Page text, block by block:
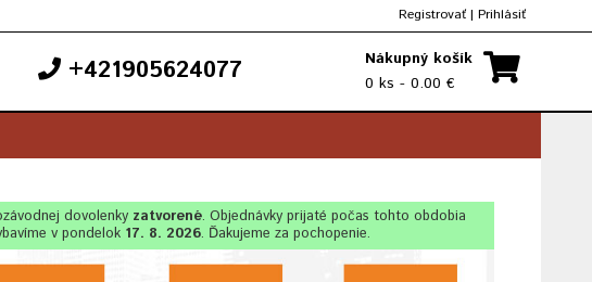
Registrovať | Prihlásiť
+421905624077
Nákupný košík
0 ks - 0.00 €
dovolenky zatvorené. Objednávky prijaté počas tohto obdobia
v pondelok 17. 8. 2026. Ďakujeme za pochopenie.